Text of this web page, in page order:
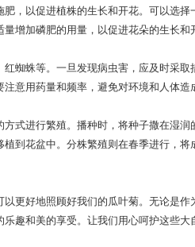
，以促进植株的生长和开花。可以选
增加磷肥的用量，以促进花朵的生长和
蜘蛛等。一旦发现病虫害，应及时采
意用药量和频率，避免对环境和人体造
式进行繁殖。播种时，将种子撒在湿
到花盆中。分株繁殖则在春季进行，
更好地照顾好我们的瓜叶菊。无论是
趣和美的享受。让我们用心呵护这些